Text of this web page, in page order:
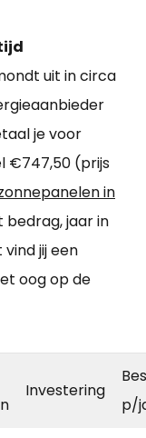
uit in circa
je voor
€747,50 (prijs
in
bedrag, jaar in
jij een
oog op de
Investering
p/